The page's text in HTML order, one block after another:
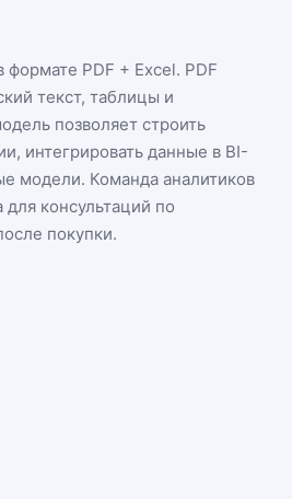
формате PDF + Excel. PDF
текст, таблицы и
позволяет строить
интегрировать данные в BI-
модели. Команда аналитиков
консультаций по
покупки.